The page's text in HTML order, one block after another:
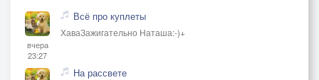
вчера
23:27
Всё про куплеты
ХаваЗажигательно Наташа:-)+
На рассвете